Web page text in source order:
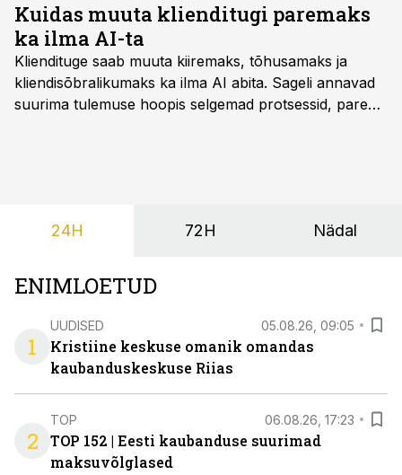
Kuidas muuta klienditugi paremaks
ka ilma AI-ta
Kliendituge saab muuta kiiremaks, tõhusamaks ja
kliendisõbralikumaks ka ilma AI abita. Sageli annavad
suurima tulemuse hoopis selgemad protsessid, parem
24H 72H Nädal
ENIMLOETUD
1
UUDISED 05.08.26, 09:05
Kristiine keskuse omanik omandas
kaubanduskeskuse Riias
2
TOP 06.08.26, 17:23
TOP 152 | Eesti kaubanduse suurimad
maksuvõlglased